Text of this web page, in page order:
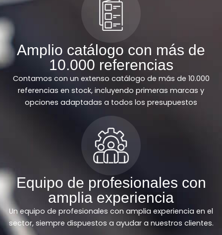
Amplio catálogo con más de
10.000 referencias
Contamos con un extenso catálogo de más de 10.000
referencias en stock, incluyendo primeras marcas y
opciones adaptadas a todos los presupuestos
Equipo de profesionales con
amplia experiencia
Un equipo de profesionales con amplia experiencia en el
sector, siempre dispuestos a ayudar a nuestros clientes.